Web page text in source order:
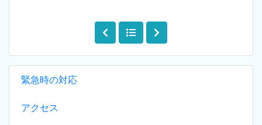
緊急時の対応
アクセス